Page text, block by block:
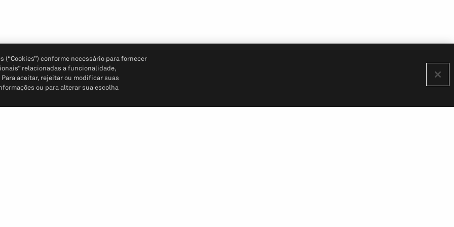
conforme necessário para fornecer
relacionadas a funcionalidade,
aceitar, rejeitar ou modificar suas
ou para alterar sua escolha